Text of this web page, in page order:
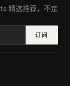
精选推荐，不定
订阅